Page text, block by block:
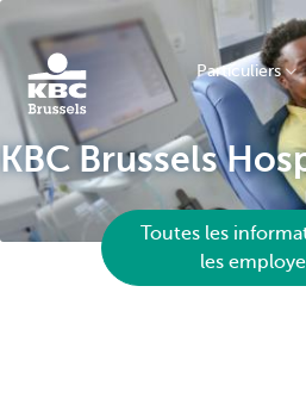
KBC
Particuliers
KBC Brussels
Toutes les
les